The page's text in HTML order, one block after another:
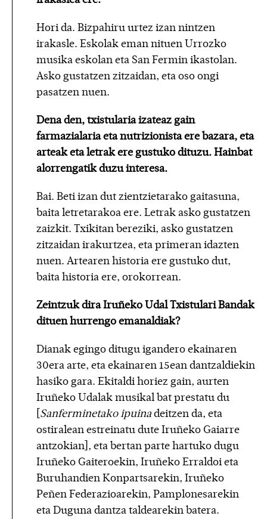
Hori da. Bizpahiru urtez izan nintzen
irakasle. Eskolak eman nituen Urrozko
musika eskolan eta San Fermin ikastolan.
Asko gustatzen zitzaidan, eta oso ongi
pasatzen nuen.
Dena den, txistularia izateaz gain
farmazialaria eta nutrizionista ere bazara, eta
arteak eta letrak ere gustuko dituzu. Hainbat
alorrengatik duzu interesa.
Bai. Beti izan dut zientzietarako gaitasuna,
baita letretarakoa ere. Letrak asko gustatzen
zaizkit. Txikitan bereziki, asko gustatzen
zitzaidan irakurtzea, eta primeran idazten
nuen. Artearen historia ere gustuko dut,
baita historia ere, orokorrean.
Zeintzuk dira Iruñeko Udal Txistulari Bandak
dituen hurrengo emanaldiak?
Dianak egingo ditugu igandero ekainaren
30era arte, eta ekainaren 15ean dantzaldiekin
hasiko gara. Ekitaldi horiez gain, aurten
Iruñeko Udalak musikal bat prestatu du
Sanferminetako ipuinadeitzen da, eta
ostiralean estreinatu dute Iruñeko Gaiarre
antzokian], eta bertan parte hartuko dugu
Iruñeko Gaiteroekin, Iruñeko Erraldoi eta
Buruhandien Konpartsarekin, Iruñeko
Peñen Federazioarekin, Pamplonesarekin
eta Duguna dantza taldearekin batera.